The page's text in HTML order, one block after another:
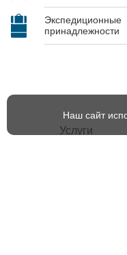
Экспедиционные
принадлежности
Услуги
Наш сайт